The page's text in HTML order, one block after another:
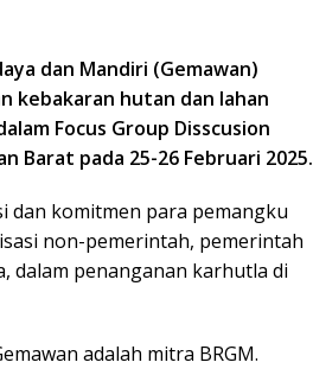
dan Mandiri (Gemawan)
kebakaran hutan dan lahan
Focus Group Disscusion
Barat pada 25-26 Februari 2025.
dan komitmen para pemangku
non-pemerintah, pemerintah
dalam penanganan karhutla di
adalah mitra BRGM.